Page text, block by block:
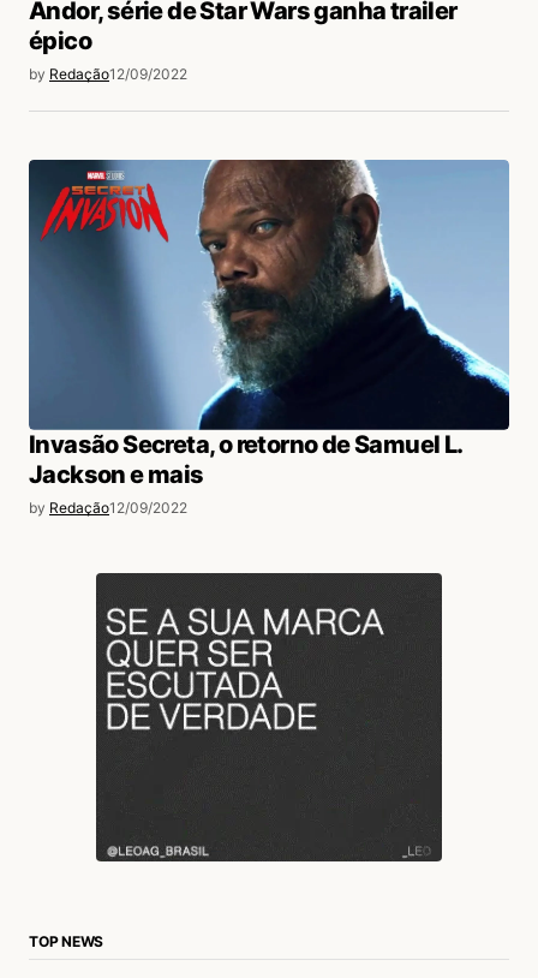
Andor, série de Star Wars ganha trailer
épico
by Redação12/09/2022
Invasão Secreta, o retorno de Samuel L.
Jackson e mais
by Redação12/09/2022
TOP NEWS